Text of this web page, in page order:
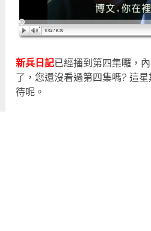
新兵日記已經播到第四集囉，
了，您還沒看過第四集嗎? 這
待呢。